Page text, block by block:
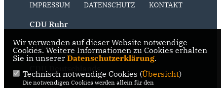
IMPRESSUM DATENSCHUTZ KONTAKT
CDU Ruhr
CDU NRW
CDU Deutschlands
Wir verwenden auf dieser Website notwendige
Cookies. Weitere Informationen zu Cookies erhalten
Sie in unserer Datenschutzerklärung.
Technisch notwendige Cookies (Übersicht)
Die notwendigen Cookies werden allein für den